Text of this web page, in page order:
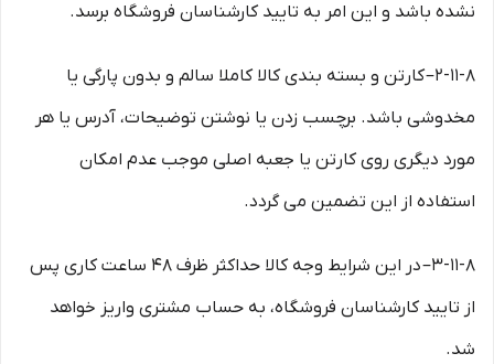
نشده باشد و این امر به تایید کارشناسان فروشگاه برسد.
۲-۱۱-۸– کارتن و بسته بندی کالا کاملا سالم و بدون پارگی یا
مخدوشی باشد. برچسب زدن یا نوشتن توضیحات، آدرس یا هر
مورد دیگری روی کارتن یا جعبه اصلی موجب عدم امکان
استفاده از این تضمین می گردد.
۳-۱۱-۸– در این شرایط وجه کالا حداکثر ظرف ۴۸ ساعت کاری پس
از تایید کارشناسان فروشگاه، به حساب مشتری واریز خواهد
شد.